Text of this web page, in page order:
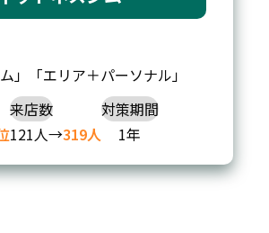
」「エリア＋パーソナル」
来店数
121人→319人
対策期間
1年